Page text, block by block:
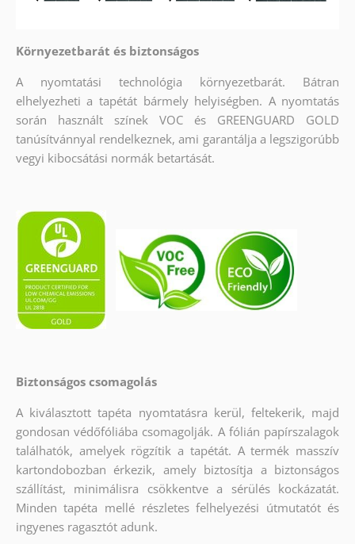
Környezetbarát és biztonságos
A nyomtatási technológia környezetbarát. Bátran
elhelyezheti a tapétát bármely helyiségben. A nyomtatás
során használt színek VOC és GREENGUARD GOLD
tanúsítvánnyal rendelkeznek, ami garantálja a legszigorúbb
vegyi kibocsátási normák betartását.
Biztonságos csomagolás
A kiválasztott tapéta nyomtatásra kerül, feltekerik, majd
gondosan védőfóliába csomagolják. A fólián papírszalagok
találhatók, amelyek rögzítik a tapétát. A termék masszív
kartondobozban érkezik, amely biztosítja a biztonságos
szállítást, minimálisra csökkentve a sérülés kockázatát.
Minden tapéta mellé részletes felhelyezési útmutatót és
ingyenes ragasztót adunk.